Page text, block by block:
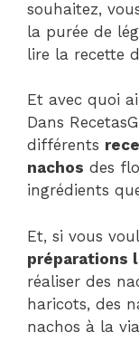
souhaitez,
la purée de
lire la recette
Et avec quoi
Dans
différents
nachos des
ingrédients
Et, si vous
préparations
réaliser des
haricots, des
nachos à la